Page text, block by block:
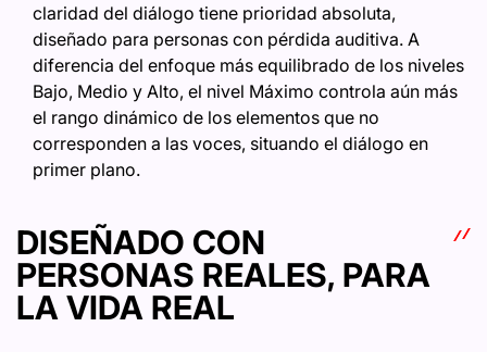
claridad del diálogo tiene prioridad absoluta,
diseñado para personas con pérdida auditiva. A
diferencia del enfoque más equilibrado de los niveles
Bajo, Medio y Alto, el nivel Máximo controla aún más
el rango dinámico de los elementos que no
corresponden a las voces, situando el diálogo en
primer plano.
DISEÑADO CON
PERSONAS REALES, PARA
LA VIDA REAL